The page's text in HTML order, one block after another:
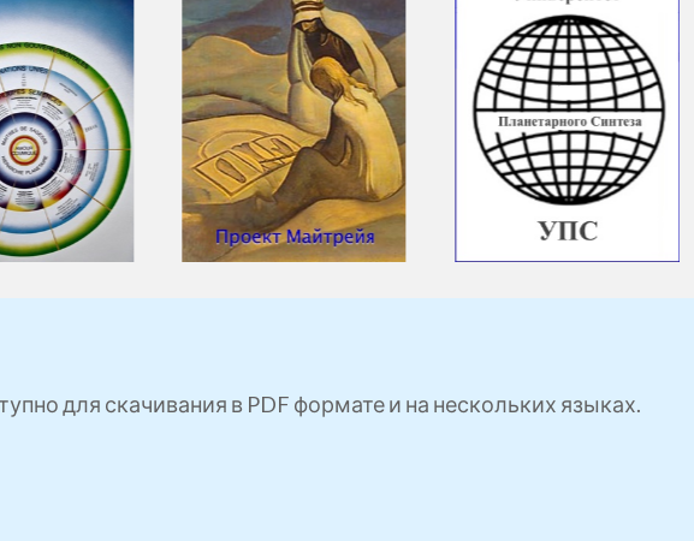
для скачивания в PDF формате и на нескольких языках.